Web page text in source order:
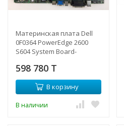
Материнская плата Dell
0F0364 PowerEdge 2600
S604 System Board-
598 780 T
В корзину
В наличии